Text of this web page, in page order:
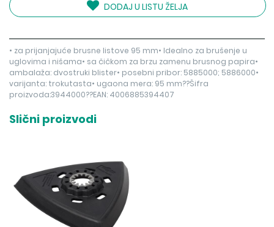
DODAJ U LISTU ŽELJA
• za prijanjajuće brusne listove 95 mm• Idealno za brušenje u
uglovima i nišama• sa čičkom za brzu zamenu brusnog papira•
ambalaža: dvostruki blister• posebni pribor: 5885000; 5886000•
varijanta: trokutasta• ugaona mera: 95 mm??Šifra
proizvoda:3944000??EAN: 4006885394407
Slični proizvodi